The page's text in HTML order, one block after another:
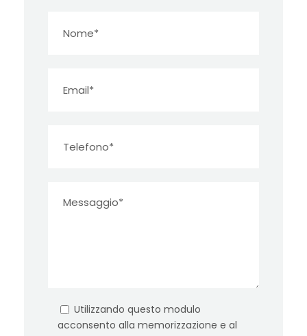
Utilizzando questo modulo
acconsento alla memorizzazione e al